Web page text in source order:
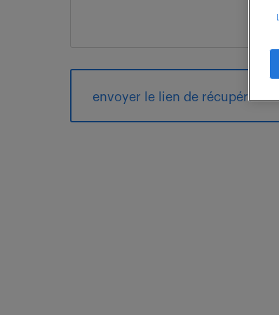
envoyer le lien de récupération